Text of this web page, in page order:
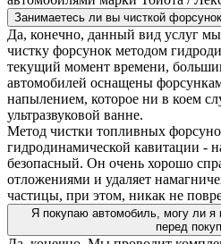
Занимаетесь ли вы чисткой
Да, конечно, данный вид услуг
чистку форсунок методом
текущий момент времени,
автомобилей оснащены
напылением, которое ни в коем
ультразвуковой ванне.
Метод чистки топливных
гидродинамической кавитации -
безопасный. Он очень хорошо
отложениями и удаляет
частицы, при этом, никак не
Я покупаю автомобиль, могу ли я
перед